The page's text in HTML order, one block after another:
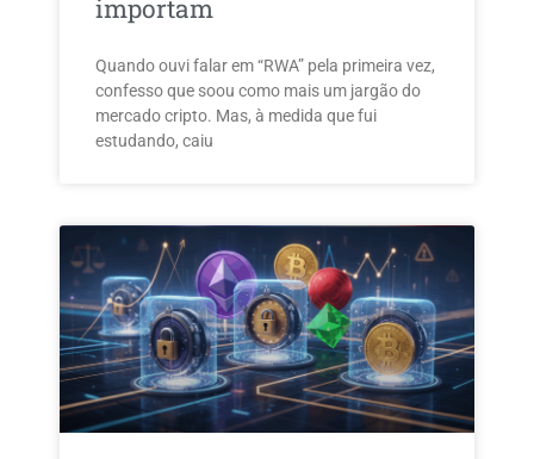
importam
Quando ouvi falar em “RWA” pela primeira vez,
confesso que soou como mais um jargão do
mercado cripto. Mas, à medida que fui
estudando, caiu